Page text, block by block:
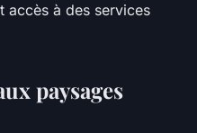
accès à des services
paysages